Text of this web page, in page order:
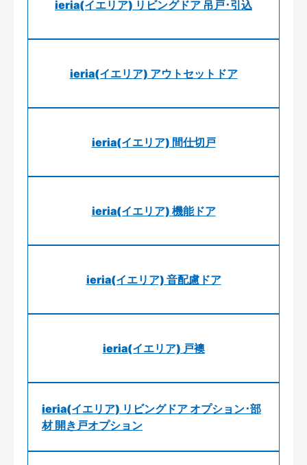
ieria(イエリア) リビングドア 吊戸･引込
ieria(イエリア) アウトセットドア
ieria(イエリア) 間仕切戸
ieria(イエリア) 機能ドア
ieria(イエリア) 音配慮ドア
ieria(イエリア) 戸襖
ieria(イエリア) リビングドア オプション･部
材 開き戸オプション